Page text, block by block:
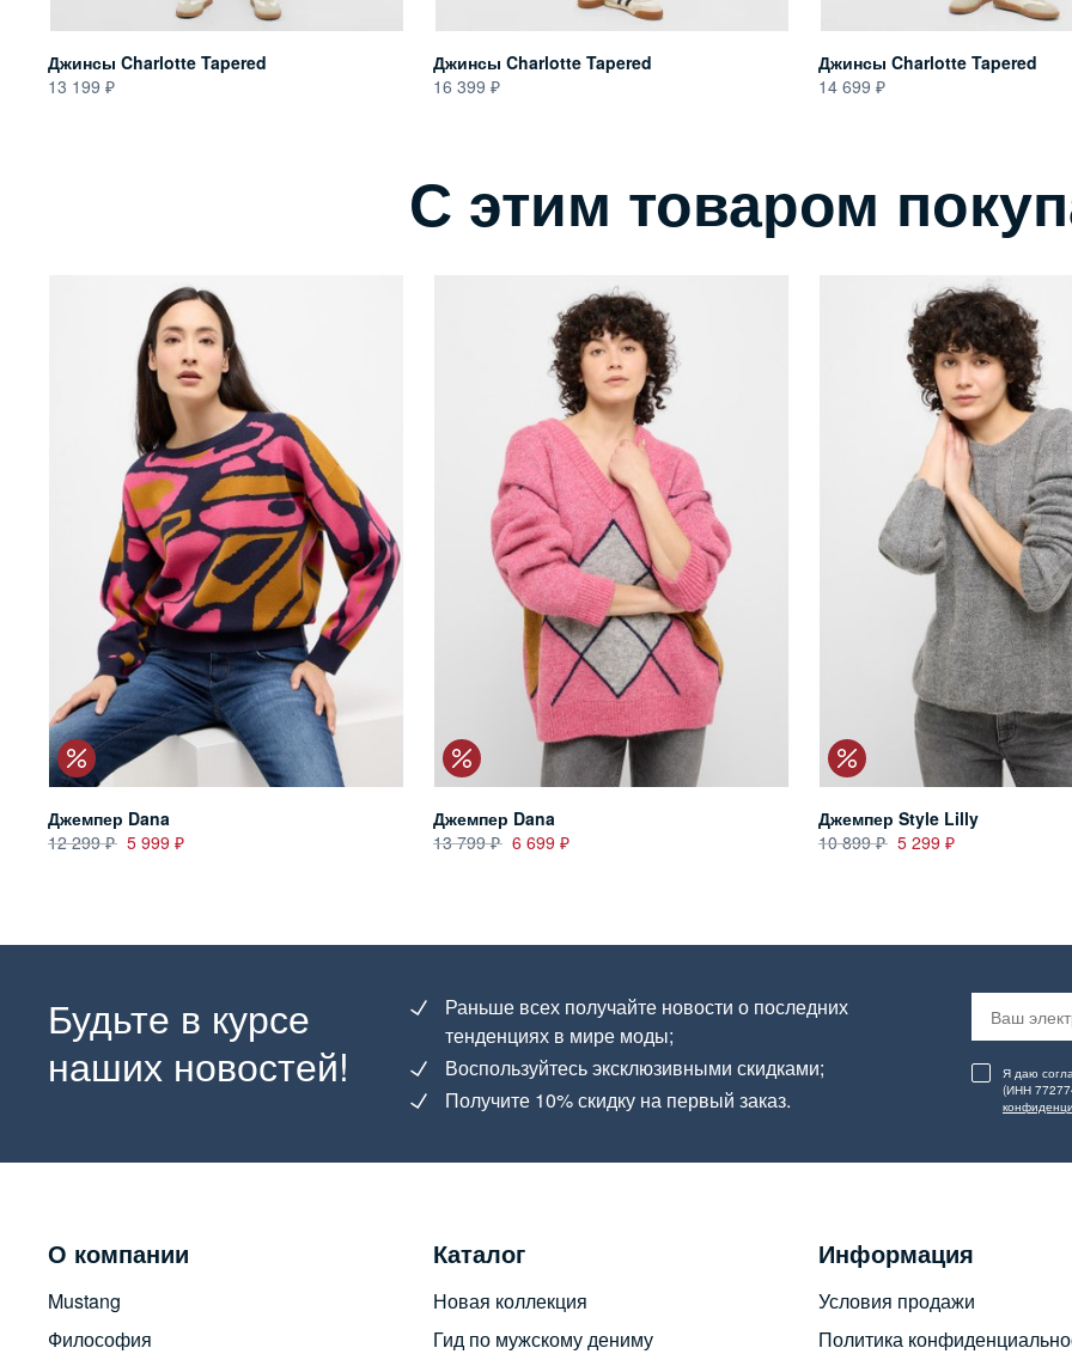
Джинсы Charlotte Tapered
13 199
Джинсы Charlotte Tapered
16 399
Джинсы Charlotte Tapered
14 699
С этим товаром
Джемпер Dana
12 299
5 999
Джемпер Dana
13 799
6 699
Джемпер Style Lilly
10 899
5 299
Будьте в курсе
наших новостей!
Раньше всех получайте новости о последних
тенденциях в мире моды;
Воспользуйтесь эксклюзивными скидками;
Получите 10% скидку на первый заказ.
Я даю
(ИНН
О компании
Mustang
Философия
Каталог
Новая коллекция
Гид по мужскому дениму
Информация
Условия продажи
Политика